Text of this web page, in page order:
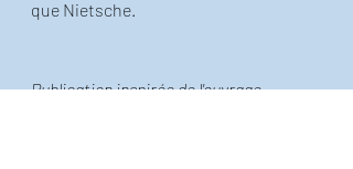
que Nietsche.
Publication inspirée de l'ouvrage